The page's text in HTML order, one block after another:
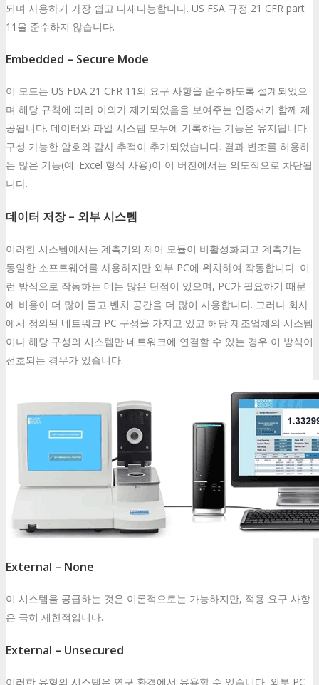
되며 사용하기 가장 쉽고 다재다능합니다. US FSA 규정 21 CFR part
11을 준수하지 않습니다.
Embedded – Secure Mode
이 모드는 US FDA 21 CFR 11의 요구 사항을 준수하도록 설계되었으
며 해당 규칙에 따라 이의가 제기되었음을 보여주는 인증서가 함께 제
공됩니다. 데이터와 파일 시스템 모두에 기록하는 기능은 유지됩니다.
구성 가능한 암호와 감사 추적이 추가되었습니다. 결과 변조를 허용하
는 많은 기능(예: Excel 형식 사용)이 이 버전에서는 의도적으로 차단됩
니다.
데이터 저장 – 외부 시스템
이러한 시스템에서는 계측기의 제어 모듈이 비활성화되고 계측기는
동일한 소프트웨어를 사용하지만 외부 PC에 위치하여 작동합니다. 이
런 방식으로 작동하는 데는 많은 단점이 있으며, PC가 필요하기 때문
에 비용이 더 많이 들고 벤치 공간을 더 많이 사용합니다. 그러나 회사
에서 정의된 네트워크 PC 구성을 가지고 있고 해당 제조업체의 시스템
이나 해당 구성의 시스템만 네트워크에 연결할 수 있는 경우 이 방식이
선호되는 경우가 있습니다.
External – None
이 시스템을 공급하는 것은 이론적으로는 가능하지만, 적용 요구 사항
은 극히 제한적입니다.
External – Unsecured
이러한 유형의 시스템은 연구 환경에서 유용할 수 있습니다. 외부 PC